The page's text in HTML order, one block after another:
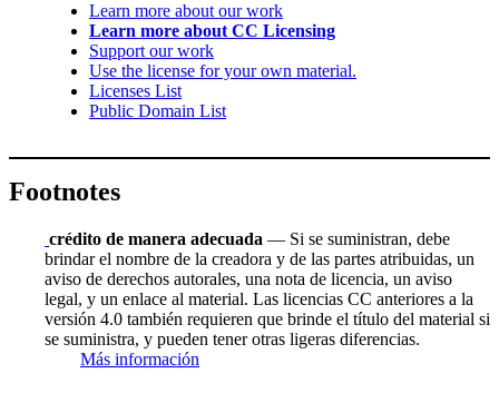
Learn more about our work
Learn more about CC Licensing
Support our work
Use the license for your own material.
Licenses List
Public Domain List
Footnotes
crédito de manera adecuada — Si se suministran, debe
brindar el nombre de la creadora y de las partes atribuidas, un
aviso de derechos autorales, una nota de licencia, un aviso
legal, y un enlace al material. Las licencias CC anteriores a la
versión 4.0 también requieren que brinde el título del material si
se suministra, y pueden tener otras ligeras diferencias.
Más información